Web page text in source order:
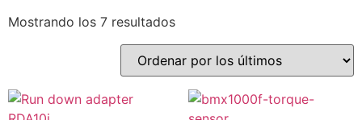
Mostrando los 7 resultados